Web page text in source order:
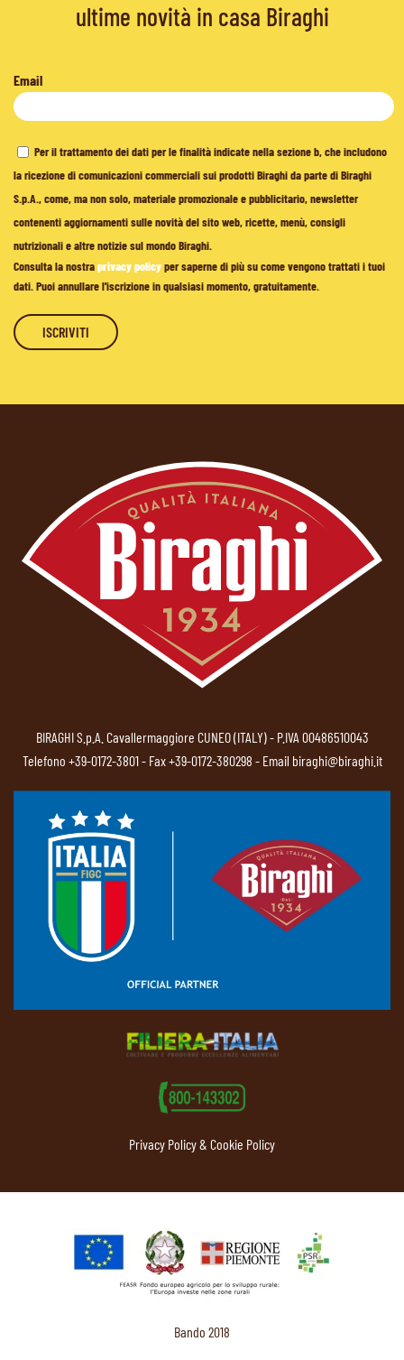
ultime novità in casa Biraghi
Email
Per il trattamento dei dati per le finalità indicate nella sezione b, che includono
la ricezione di comunicazioni commerciali sui prodotti Biraghi da parte di Biraghi
S.p.A., come, ma non solo, materiale promozionale e pubblicitario, newsletter
contenenti aggiornamenti sulle novità del sito web, ricette, menù, consigli
nutrizionali e altre notizie sul mondo Biraghi.
Consulta la nostraprivacy policyper saperne di più su come vengono trattati i tuoi
dati. Puoi annullare l'iscrizione in qualsiasi momento, gratuitamente.
BIRAGHI S.p.A. Cavallermaggiore CUNEO (ITALY) - P.IVA 00486510043
Telefono +39-0172-3801- Fax +39-0172-380298 - Email biraghi@biraghi.it
Privacy Policy & Cookie Policy
Bando 2018